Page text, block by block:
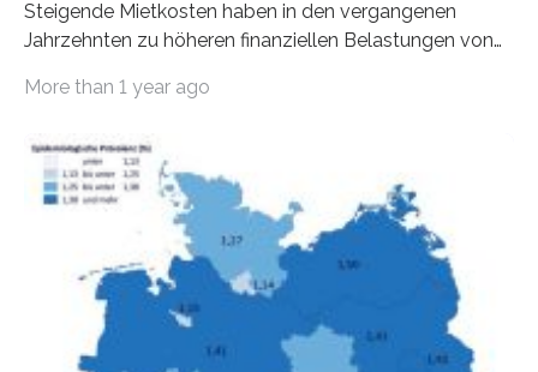
Steigende Mietkosten haben in den vergangenen
Jahrzehnten zu höheren finanziellen Belastungen von
Bundesinstitut für Bevölkerungsforschung (BiB)
gesamten Einkommen zwischen 1990 und 2020 für
unterschiedliche Einkommensgruppen sowie für in
Deutschland geborene Menschen und Zugewanderte
verändert hat. Das Ergebnis: Während Personen mit
hohen Einkommen (oberstes Quintil der Verteilung der
Nettoäquivalenzeinkommen) nur einen moderaten
Anstieg des Mietanteils am Gesamteinkommen
hinnehmen mussten, nahm die Belastung bei
More than 1 year ago